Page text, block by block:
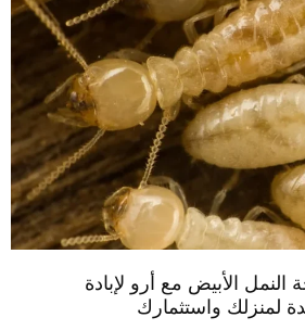
النمل الأبيض مع أرو لإبادة
لمنزلك واستثمارك